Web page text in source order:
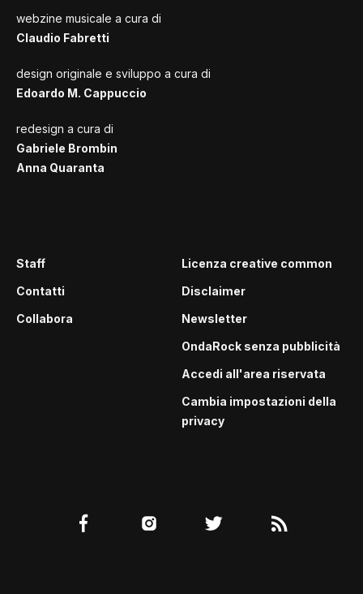
webzine musicale a cura di
Claudio Fabretti
design originale e sviluppo a cura di
Edoardo M. Cappuccio
redesign a cura di
Gabriele Brombin
Anna Quaranta
Staff
Contatti
Collabora
Licenza creative common
Disclaimer
Newsletter
OndaRock senza pubblicità
Accedi all'area riservata
Cambia impostazioni della
privacy